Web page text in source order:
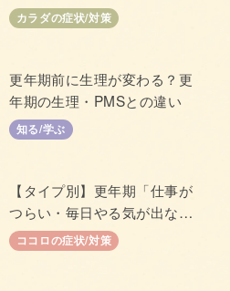
カラダの症状/対策
更年期前に生理が変わる？更
年期の生理・PMSとの違い
知る/学ぶ
【タイプ別】更年期「仕事が
つらい・毎日やる気が出な
い」原因と対策
ココロの症状/対策